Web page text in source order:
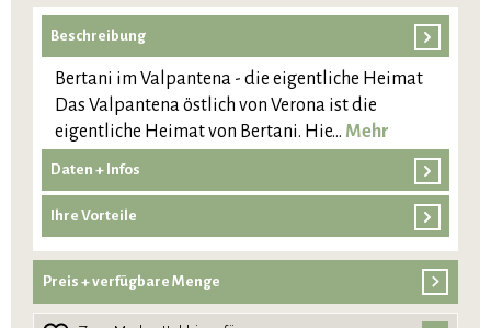
Beschreibung
Bertani im Valpantena - die eigentliche Heimat
Das Valpantena östlich von Verona ist die
eigentliche Heimat von Bertani. Hie… Mehr
Daten + Infos
Ihre Vorteile
Preis + verfügbare Menge